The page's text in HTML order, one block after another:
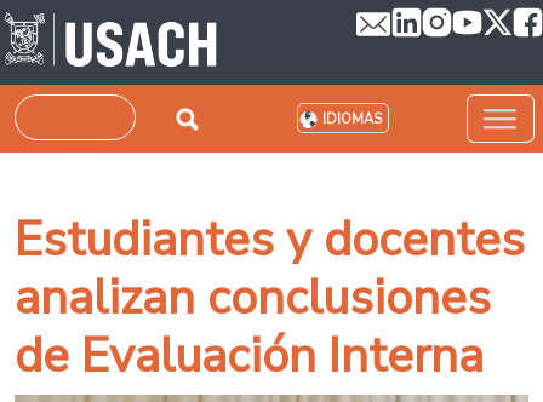
Pasar al contenido principal
Buscar IDIOMAS
Estudiantes y docentes
analizan conclusiones
de Evaluación Interna